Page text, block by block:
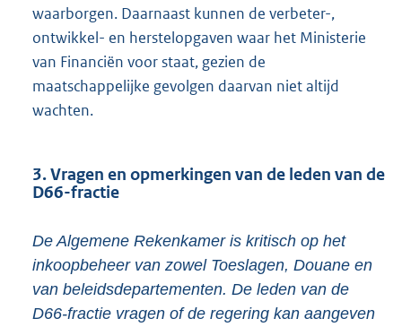
waarborgen. Daarnaast kunnen de verbeter-,
ontwikkel- en herstelopgaven waar het Ministerie
van Financiën voor staat, gezien de
maatschappelijke gevolgen daarvan niet altijd
wachten.
3. Vragen en opmerkingen van de leden van de
D66-fractie
De Algemene Rekenkamer is kritisch op het
inkoopbeheer van zowel Toeslagen, Douane en
van beleidsdepartementen. De leden van de
D66-fractie vragen of de regering kan aangeven